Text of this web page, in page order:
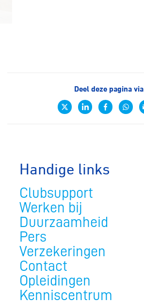
Deel deze pagina via
Handige links
Clubsupport
Werken bij
Duurzaamheid
Pers
Verzekeringen
Contact
Opleidingen
Kenniscentrum